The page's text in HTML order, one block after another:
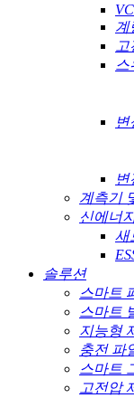
계
스
변
계측기
신에너
새
솔루션
스마트
스마트
지능형
충전 파
스마트
고전압